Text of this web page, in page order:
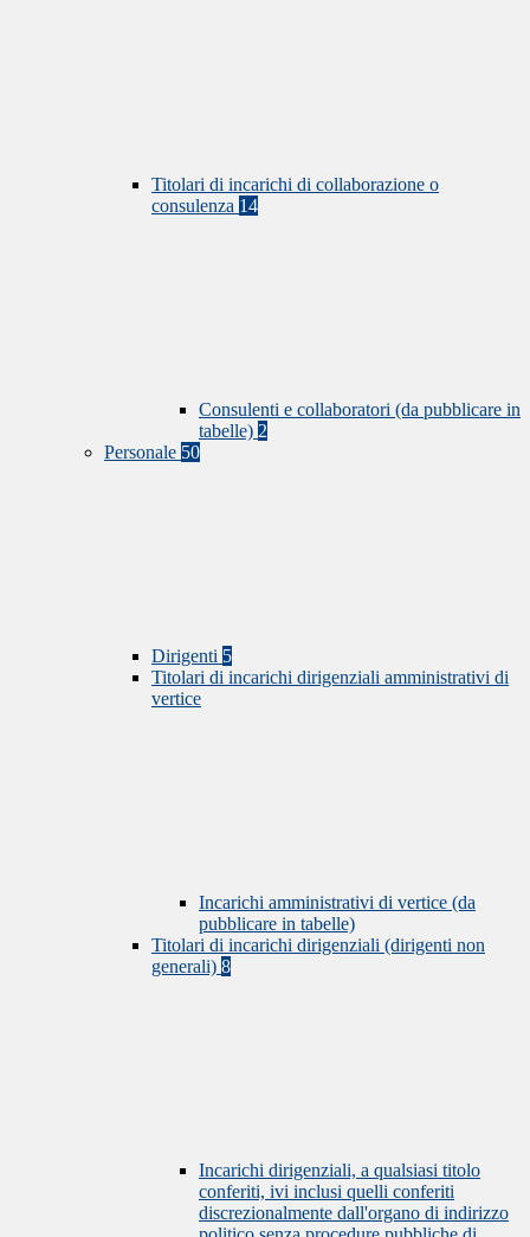
Titolari di incarichi di collaborazione o
consulenza 14
Consulenti e collaboratori (da pubblicare in
tabelle) 2
Personale 50
Dirigenti 5
Titolari di incarichi dirigenziali amministrativi di
vertice
Incarichi amministrativi di vertice (da
pubblicare in tabelle)
Titolari di incarichi dirigenziali (dirigenti non
generali) 8
Incarichi dirigenziali, a qualsiasi titolo
conferiti, ivi inclusi quelli conferiti
discrezionalmente dall'organo di indirizzo